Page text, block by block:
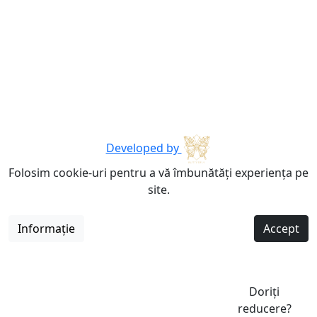
Developed by
Folosim cookie-uri pentru a vă îmbunătăți experiența pe
site.
Informație Accept
Doriți
reducere?